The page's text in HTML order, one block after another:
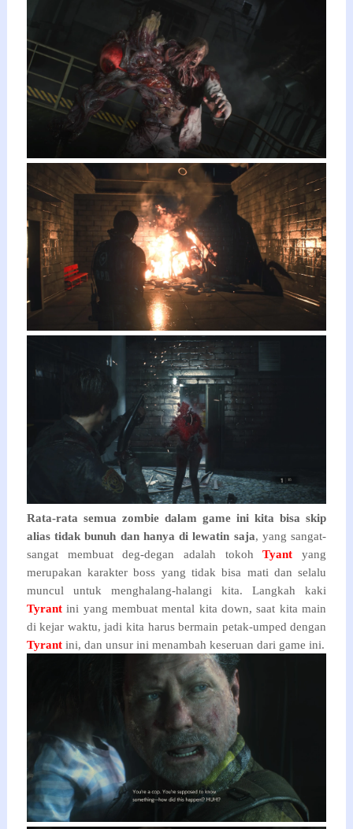
Rata-rata semua zombie dalam game ini kita bisa skip
alias tidak bunuh dan hanya di lewatin saja, yang sangat-
sangat membuat deg-degan adalah tokohTyant yang
merupakan karakter boss yang tidak bisa mati dan selalu
muncul untuk menghalang-halangi kita. Langkah kaki
Tyrantini yang membuat mental kita down, saat kita main
di kejar waktu, jadi kita harus bermain petak-umped dengan
Tyrantini, dan unsur ini menambah keseruan dari game ini.